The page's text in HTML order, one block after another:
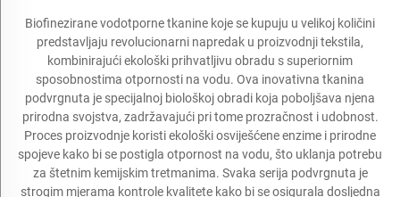
Biofinezirane vodotporne tkanine koje se kupuju u velikoj količini
predstavljaju revolucionarni napredak u proizvodnji tekstila,
kombinirajući ekološki prihvatljivu obradu s superiornim
sposobnostima otpornosti na vodu. Ova inovativna tkanina
podvrgnuta je specijalnoj biološkoj obradi koja poboljšava njena
prirodna svojstva, zadržavajući pri tome prozračnost i udobnost.
Proces proizvodnje koristi ekološki osviješćene enzime i prirodne
spojeve kako bi se postigla otpornost na vodu, što uklanja potrebu
za štetnim kemijskim tretmanima. Svaka serija podvrgnuta je
strogim mjerama kontrole kvalitete kako bi se osigurala dosljedna